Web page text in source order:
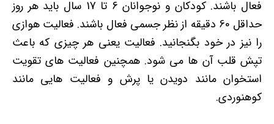
فعال باشند. کودکان و نوجوانان 6 تا 17 سال باید هر روز
حداقل 60 دقیقه از نظر جسمی فعال باشند. فعالیت هوازی
را نیز در خود بگنجانید. فعالیت یعنی هر چیزی که باعث
تپش قلب آن ها می شود. همچنین فعالیت های تقویت
استخوان مانند دویدن یا پرش و فعالیت هایی مانند
کوهنوردی.